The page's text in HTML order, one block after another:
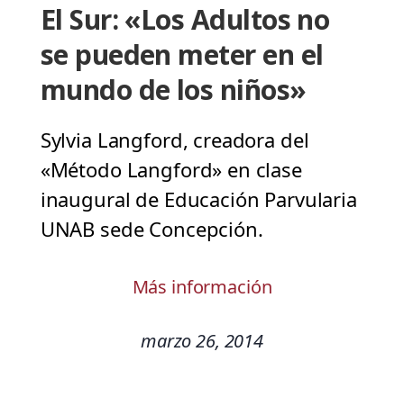
El Sur: «Los Adultos no
se pueden meter en el
mundo de los niños»
Sylvia Langford, creadora del
«Método Langford» en clase
inaugural de Educación Parvularia
UNAB sede Concepción.
Más información
marzo 26, 2014